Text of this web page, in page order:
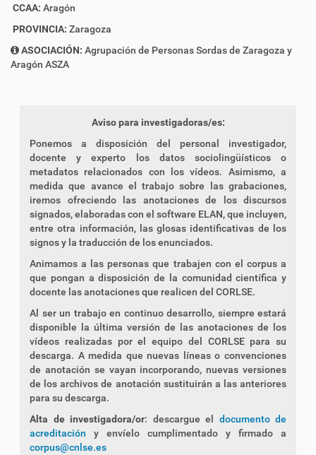
CCAA: Aragón
PROVINCIA: Zaragoza
ASOCIACIÓN: Agrupación de Personas Sordas de Zaragoza y
Aragón ASZA
Aviso para investigadoras/es:
Ponemos a disposición del personal investigador,
docente y experto los datos sociolingüísticos o
metadatos relacionados con los vídeos. Asimismo, a
medida que avance el trabajo sobre las grabaciones,
iremos ofreciendo las anotaciones de los discursos
signados, elaboradas con el software ELAN, que incluyen,
entre otra información, las glosas identificativas de los
signos y la traducción de los enunciados.
Animamos a las personas que trabajen con el corpus a
que pongan a disposición de la comunidad científica y
docente las anotaciones que realicen del CORLSE.
Al ser un trabajo en continuo desarrollo, siempre estará
disponible la última versión de las anotaciones de los
vídeos realizadas por el equipo del CORLSE para su
descarga. A medida que nuevas líneas o convenciones
de anotación se vayan incorporando, nuevas versiones
de los archivos de anotación sustituirán a las anteriores
para su descarga.
Alta de investigadora/or: descargue el documento de
acreditación y envíelo cumplimentado y firmado a
corpus@cnlse.es